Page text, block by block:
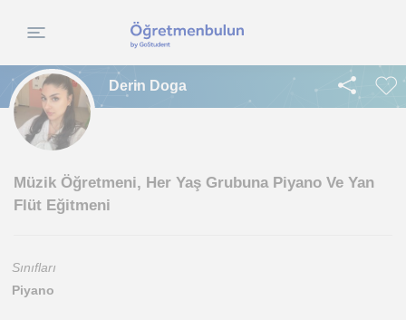
Derin Doga
Müzik Öğretmeni, Her Yaş Grubuna Piyano Ve Yan
Flüt Eğitmeni
Sınıfları
Piyano